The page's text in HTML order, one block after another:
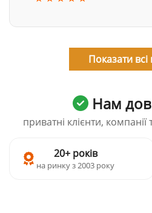
Показати всі
Нам
приватні клієнти, компанії
20+ років
на ринку з 2003 року